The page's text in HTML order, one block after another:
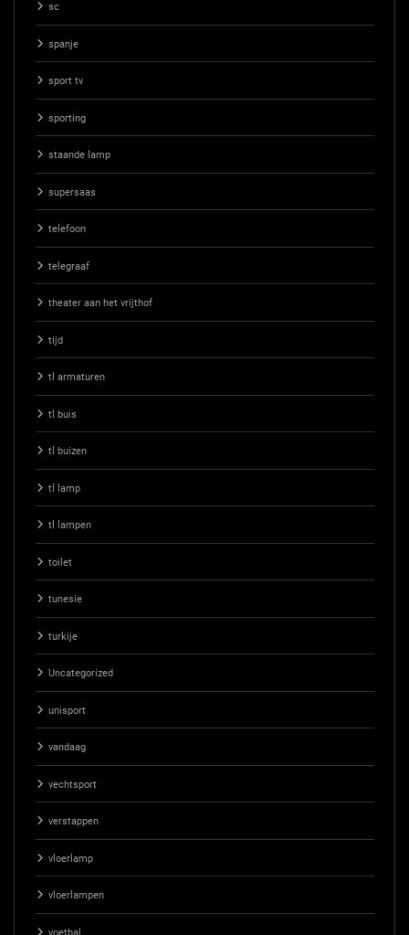
sc
spanje
sport tv
sporting
staande lamp
supersaas
telefoon
telegraaf
theater aan het vrijthof
tijd
tl armaturen
tl buis
tl buizen
tl lamp
tl lampen
toilet
tunesie
turkije
Uncategorized
unisport
vandaag
vechtsport
verstappen
vloerlamp
vloerlampen
voetbal